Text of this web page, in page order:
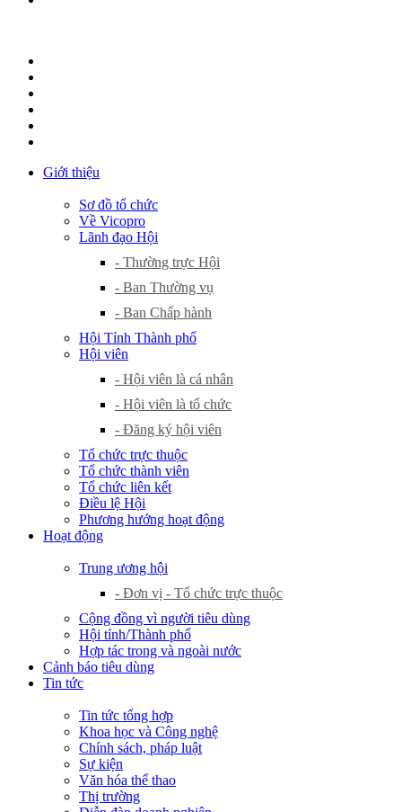
Giới thiệu
Sơ đồ tổ chức
Về Vicopro
Lãnh đạo Hội
- Thường trực Hội
- Ban Thường vụ
- Ban Chấp hành
Hội Tỉnh Thành phố
Hội viên
- Hội viên là cá nhân
- Hội viên là tổ chức
- Đăng ký hội viên
Tổ chức trực thuộc
Tổ chức thành viên
Tổ chức liên kết
Điều lệ Hội
Phương hướng hoạt động
Hoạt động
Trung ương hội
- Đơn vị - Tổ chức trực thuộc
Cộng đồng vì người tiêu dùng
Hội tỉnh/Thành phố
Hợp tác trong và ngoài nước
Cảnh báo tiêu dùng
Tin tức
Tin tức tổng hợp
Khoa học và Công nghệ
Chính sách, pháp luật
Sự kiện
Văn hóa thể thao
Thị trường